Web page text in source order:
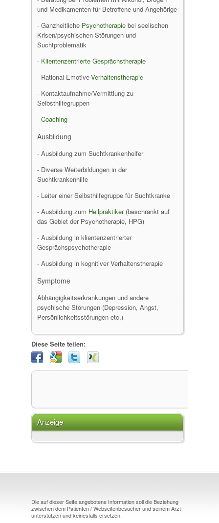
und Medikamenten für Betroffene und Angehörige
- Ganzheitliche Psychotherapie bei seelischen
Krisen/psychischen Störungen und
Suchtproblematik
- Klientenzentrierte Gesprächstherapie
- Rational-Emotive-Verhaltenstherapie
- Kontaktaufnahme/Vermittlung zu
Selbsthilfegruppen
- Coaching
Ausbildung
- Ausbildung zum Suchtkrankenhelfer
- Diverse Weiterbildungen in der
Suchtkrankenhilfe
- Leiter einer Selbsthilfegruppe für Suchtkranke
- Ausbildung zum Heilpraktiker(beschränkt auf
das Gebiet der Psychotherapie, HPG)
- Ausbildung in klientenzentrierter
Gesprächspsychotherapie
- Ausbildung in kognitiver Verhaltenstherapie
Symptome
Abhängigkeitserkrankungen und andere
psychische Störungen (Depression, Angst,
Persönlichkeitsstörungen etc.)
Diese Seite teilen:
Anzeige
Die auf dieser Seite angebotene Information soll die Beziehung
zwischen dem Patienten / Webseitenbesucher und seinem Arzt
unterstützen und keinesfalls ersetzen.